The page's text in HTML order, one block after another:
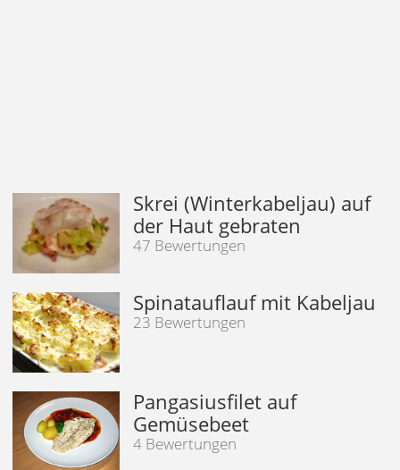
Skrei (Winterkabeljau) auf
der Haut gebraten
47 Bewertungen
Spinatauflauf mit Kabeljau
23 Bewertungen
Pangasiusfilet auf
Gemüsebeet
4 Bewertungen